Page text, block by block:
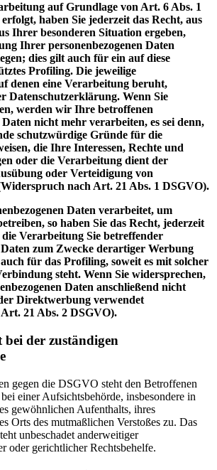
auf Grundlage von Art. 6 Abs. 1
haben Sie jederzeit das Recht, aus
Ihrer besonderen Situation ergeben,
Ihrer personenbezogenen Daten
dies gilt auch für ein auf diese
Profiling. Die jeweilige
denen eine Verarbeitung beruht,
Datenschutzerklärung. Wenn Sie
werden wir Ihre betroffenen
Daten nicht mehr verarbeiten, es sei denn,
schutzwürdige Gründe für die
die Ihre Interessen, Rechte und
oder die Verarbeitung dient der
oder Verteidigung von
nach Art. 21 Abs. 1 DSGVO).
Daten verarbeitet, um
so haben Sie das Recht, jederzeit
Verarbeitung Sie betreffender
Daten zum Zwecke derartiger Werbung
für das Profiling, soweit es mit solcher
steht. Wenn Sie widersprechen,
Daten anschließend nicht
Direktwerbung verwendet
21 Abs. 2 DSGVO).
bei der zuständigen
gegen die DSGVO steht den Betroffenen
einer Aufsichtsbehörde, insbesondere in
gewöhnlichen Aufenthalts, ihres
Orts des mutmaßlichen Verstoßes zu. Das
unbeschadet anderweitiger
oder gerichtlicher Rechtsbehelfe.